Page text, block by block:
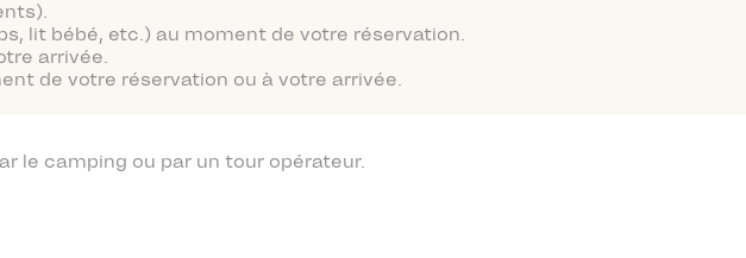
lit bébé, etc.) au moment de votre réservation.
arrivée.
de votre réservation ou à votre arrivée.
le camping ou par un tour opérateur.